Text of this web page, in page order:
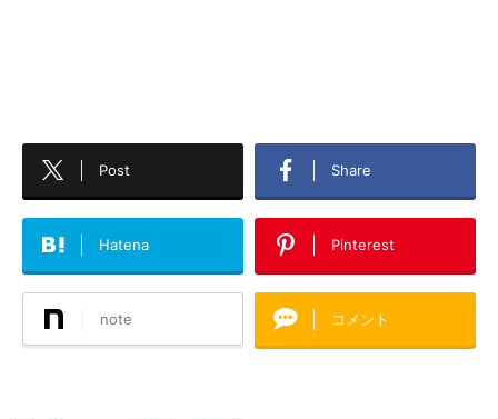
Post Share
Hatena Pinterest
note コメント